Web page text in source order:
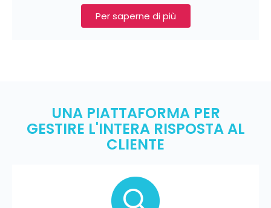
Per saperne di più
UNA PIATTAFORMA PER
GESTIRE L'INTERA RISPOSTA AL
CLIENTE